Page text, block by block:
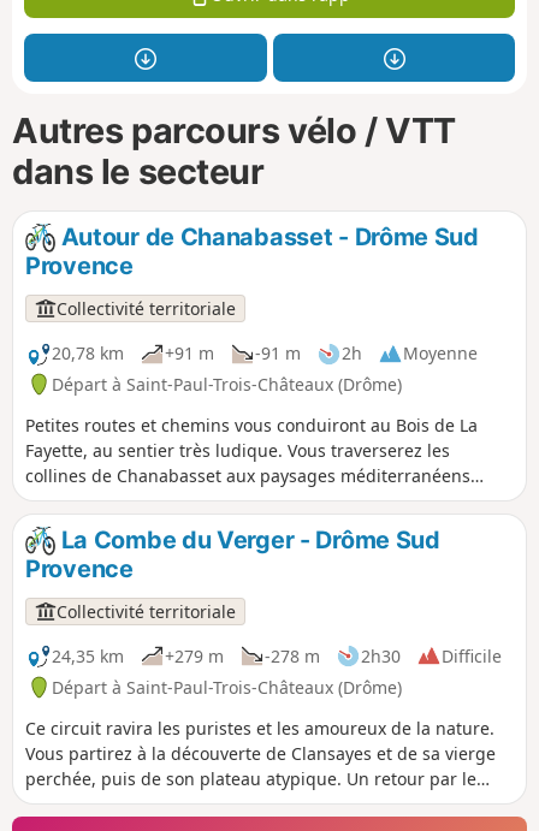
Autres parcours vélo / VTT
dans le secteur
Autour de Chanabasset - Drôme Sud
Provence
Collectivité territoriale
20,78 km
+91 m -91 m 2h
Moyenne
Départ à Saint-Paul-Trois-Châteaux (Drôme)
Petites routes et chemins vous conduiront au Bois de La
Fayette, au sentier très ludique. Vous traverserez les
collines de Chanabasset aux paysages méditerranéens
avant d’emprunter la voie verte pour terminer la balade
avec l’atypique Bois de Pièjoux.
La Combe du Verger - Drôme Sud
Provence
Collectivité territoriale
24,35 km
+279 m -278 m 2h30
Difficile
Départ à Saint-Paul-Trois-Châteaux (Drôme)
Ce circuit ravira les puristes et les amoureux de la nature.
Vous partirez à la découverte de Clansayes et de sa vierge
perchée, puis de son plateau atypique. Un retour par le
sentier de la truffière historique et une descente pentue et